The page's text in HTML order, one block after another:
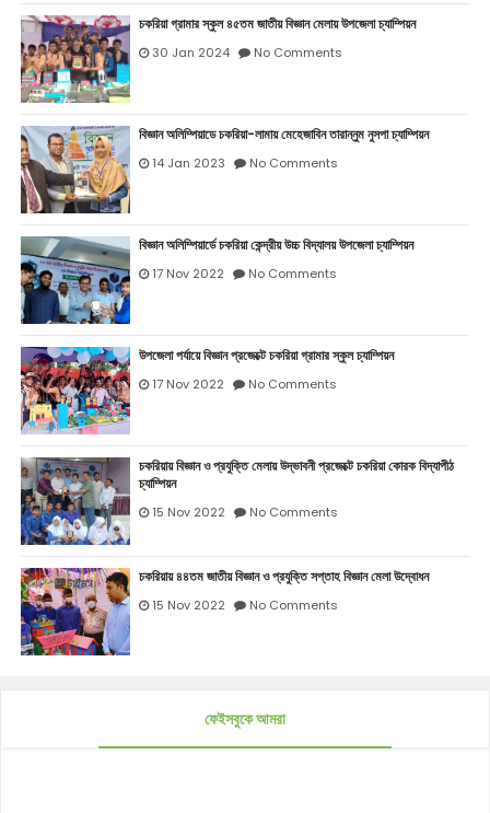
চকরিয়া গ্রামার স্কুল ৪৫তম জাতীয় বিজ্ঞান মেলায় উপজেলা চ্যাম্পিয়ন
30 Jan 2024 No Comments
বিজ্ঞান অলিম্পিয়াডে চকরিয়া-লামায় মেহেজাবিন তারান্নুম নুসপা চ্যাম্পিয়ন
14 Jan 2023 No Comments
বিজ্ঞান অলিম্পিয়ার্ডে চকরিয়া কেন্দ্রীয় উচ্চ বিদ্যালয় উপজেলা চ্যাম্পিয়ন
17 Nov 2022 No Comments
উপজেলা পর্যায়ে বিজ্ঞান প্রজেক্টে চকরিয়া গ্রামার স্কুল চ্যাম্পিয়ন
17 Nov 2022 No Comments
চকরিয়ায় বিজ্ঞান ও প্রযুক্তি মেলায় উদ্ভাবনী প্রজেক্টে চকরিয়া কোরক বিদ্যাপীঠ
চ্যাম্পিয়ন
15 Nov 2022 No Comments
চকরিয়ায় ৪৪তম জাতীয় বিজ্ঞান ও প্রযুক্তি সপ্তাহ বিজ্ঞান মেলা উদ্বোধন
15 Nov 2022 No Comments
ফেইসবুকে আমরা